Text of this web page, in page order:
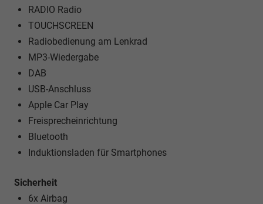
RADIO Radio
TOUCHSCREEN
Radiobedienung am Lenkrad
MP3-Wiedergabe
DAB
USB-Anschluss
Apple Car Play
Freisprecheinrichtung
Bluetooth
Induktionsladen für Smartphones
Sicherheit
6x Airbag